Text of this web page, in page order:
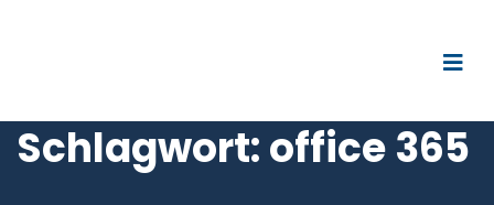
Schlagwort:office 365